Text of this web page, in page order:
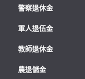
警察退休金
軍人退伍金
教師退休金
農退儲金